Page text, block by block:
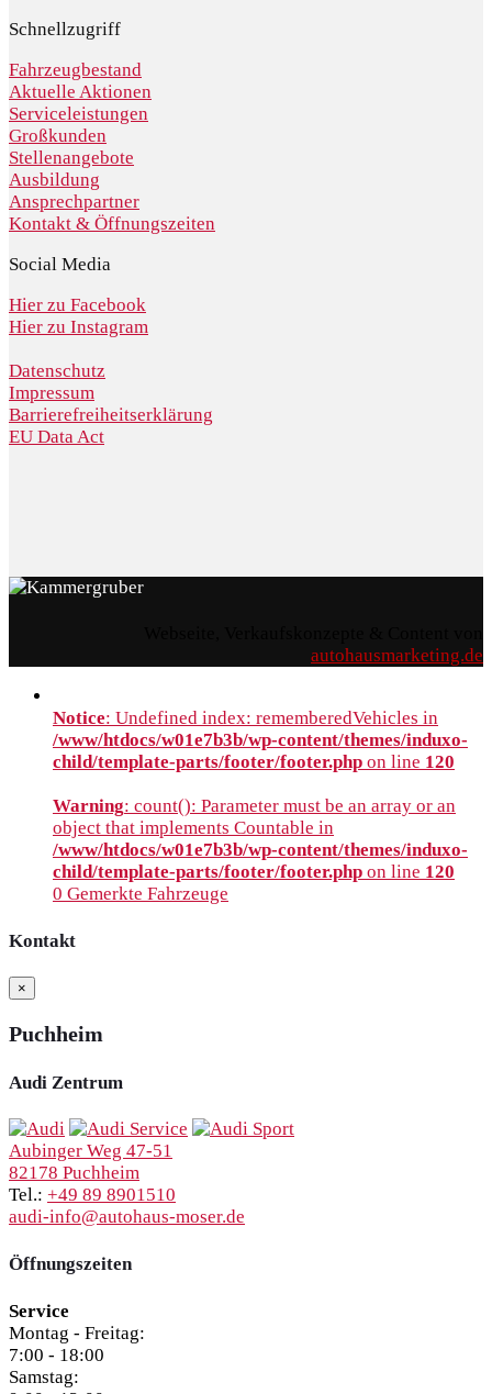
Schnellzugriff
Fahrzeugbestand
Aktuelle Aktionen
Serviceleistungen
Großkunden
Stellenangebote
Ausbildung
Ansprechpartner
Kontakt & Öffnungszeiten
Social Media
Hier zu Facebook
Hier zu Instagram
Datenschutz
Impressum
Barrierefreiheitserklärung
EU Data Act
autohausmarketing.de
Notice: Undefined index: rememberedVehicles in
/www/htdocs/w01e7b3b/wp-content/themes/induxo-
child/template-parts/footer/footer.php on line 120
Warning: count(): Parameter must be an array or an
object that implements Countable in
/www/htdocs/w01e7b3b/wp-content/themes/induxo-
child/template-parts/footer/footer.php on line 120
0 Gemerkte Fahrzeuge
Kontakt
×
Puchheim
Audi Zentrum
Aubinger Weg 47-51
82178 Puchheim
Tel.: +49 89 8901510
audi-info@autohaus-moser.de
Öffnungszeiten
Service
Montag - Freitag:
7:00 - 18:00
Samstag: